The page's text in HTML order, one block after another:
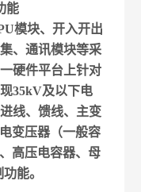
能
模块、开入开出
、通讯模块等采
硬件平台上针对
35kV及以下电
线、馈线、主变
变压器（一般容
高压电容器、母
能。